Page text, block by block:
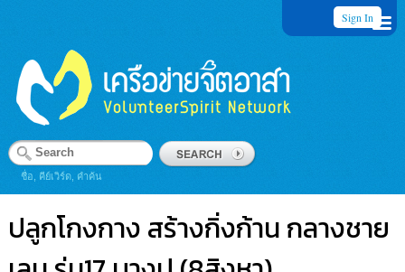
Sign In
ชื่อ, คีย์เวิร์ด, คำค้น
ปลูกโกงกาง สร้างกิ่งก้าน กลางชาย